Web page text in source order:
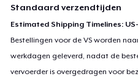
Standaard verzendtijden
Estimated Shipping Timelines:
Bestellingen voor de VS worden
werkdagen geleverd, nadat de
vervoerder is overgedragen voor